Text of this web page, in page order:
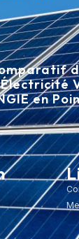
en